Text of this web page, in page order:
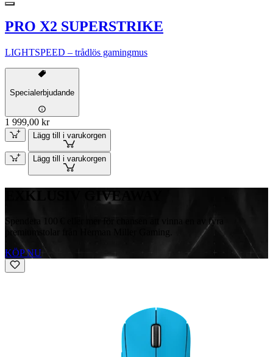
PRO X2 SUPERSTRIKE
LIGHTSPEED – trådlös gamingmus
Specialerbjudande
1 999,00 kr
Lägg till i varukorgen
Lägg till i varukorgen
EXKLUSIV GIVEAWAY
Spendera 100 € eller mer för chansen att vinna en av fyra
premiumstolar från Herman Miller Gaming.
KÖP NU